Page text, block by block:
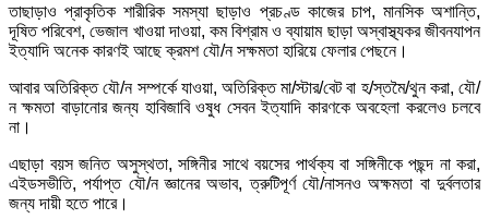
তাছাড়াও প্রাকৃতিক শারীরিক সমস্যা ছাড়াও প্রচণ্ড কাজের চাপ, মানসিক অশান্তি,
দূষিত পরিবেশ, ভেজাল খাওয়া দাওয়া, কম বিশ্রাম ও ব্যায়াম ছাড়া অস্বাস্থ্যকর জীবনযাপন
ইত্যাদি অনেক কারণই আছে ক্রমশ যৌ/ন সক্ষমতা হারিয়ে ফেলার পেছনে।
আবার অতিরিক্ত যৌ/ন সম্পর্কে যাওয়া, অতিরিক্ত মা/স্টার/বেট বা হ/স্তমৈ/থুন করা, যৌ/
ন ক্ষমতা বাড়ানোর জন্য হাবিজাবি ওষুধ সেবন ইত্যাদি কারণকে অবহেলা করলেও চলবে
না।
এছাড়া বয়স জনিত অসুস্থতা, সঙ্গিনীর সাথে বয়সের পার্থক্য বা সঙ্গিনীকে পছন্দ না করা,
এইডসভীতি, পর্যাপ্ত যৌ/ন জ্ঞানের অভাব, ত্রুটিপূর্ণ যৌ/নাসনও অক্ষমতা বা দুর্বলতার
জন্য দায়ী হতে পারে।